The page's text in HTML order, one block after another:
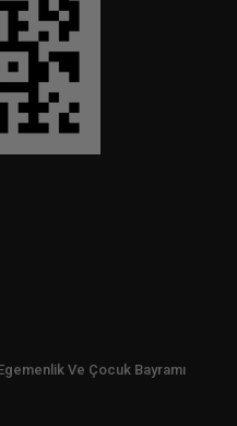
Ve Çocuk Bayramı